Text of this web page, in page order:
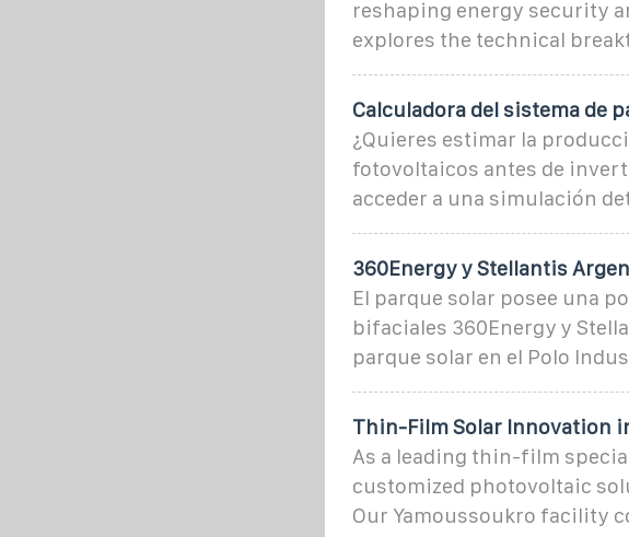
reshaping energy security
explores the technical
Calculadora del sistema de
¿Quieres estimar la
fotovoltaicos antes de
acceder a una simulación
360Energy y Stellantis
El parque solar posee una
bifaciales 360Energy y
parque solar en el Polo
Thin-Film Solar Innovation
As a leading thin-film
customized photovoltaic
Our Yamoussoukro facility